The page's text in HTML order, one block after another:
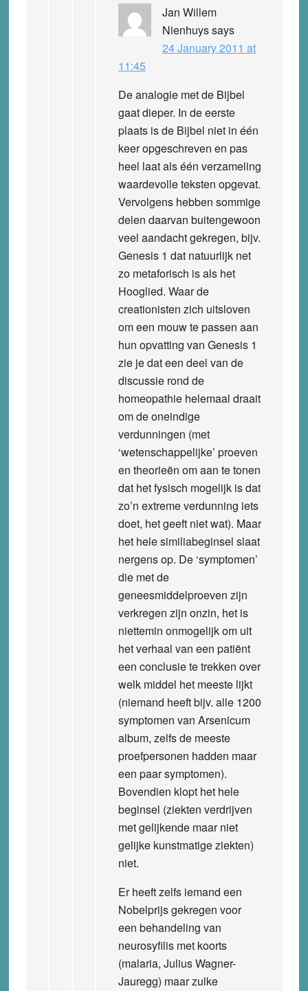
Jan Willem
Nienhuyssays
24 January 2011 at
11:45
De analogie met de Bijbel
gaat dieper. In de eerste
plaats is de Bijbel niet in één
keer opgeschreven en pas
heel laat als één verzameling
waardevolle teksten opgevat.
Vervolgens hebben sommige
delen daarvan buitengewoon
veel aandacht gekregen, bijv.
Genesis 1 dat natuurlijk net
zo metaforisch is als het
Hooglied. Waar de
creationisten zich uitsloven
om een mouw te passen aan
hun opvatting van Genesis 1
zie je dat een deel van de
discussie rond de
homeopathie helemaal draait
om de oneindige
verdunningen (met
‘wetenschappelijke’ proeven
en theorieën om aan te tonen
dat het fysisch mogelijk is dat
zo’n extreme verdunning iets
doet, het geeft niet wat). Maar
het hele similiabeginsel slaat
nergens op. De ‘symptomen’
die met de
geneesmiddelproeven zijn
verkregen zijn onzin, het is
niettemin onmogelijk om uit
het verhaal van een patiënt
een conclusie te trekken over
welk middel het meeste lijkt
(niemand heeft bijv. alle 1200
symptomen van Arsenicum
album, zelfs de meeste
proefpersonen hadden maar
een paar symptomen).
Bovendien klopt het hele
beginsel (ziekten verdrijven
met gelijkende maar niet
gelijke kunstmatige ziekten)
niet.
Er heeft zelfs iemand een
Nobelprijs gekregen voor
een behandeling van
neurosyfilis met koorts
(malaria, Julius Wagner-
Jauregg) maar zulke